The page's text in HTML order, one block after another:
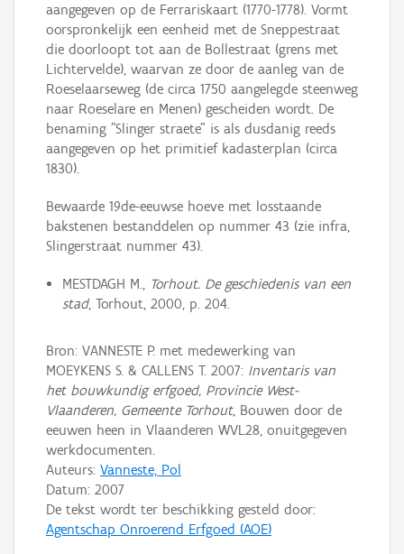
aangegeven op de Ferrariskaart (1770-1778). Vormt
oorspronkelijk een eenheid met de Sneppestraat
die doorloopt tot aan de Bollestraat (grens met
Lichtervelde), waarvan ze door de aanleg van de
Roeselaarseweg (de circa 1750 aangelegde steenweg
naar Roeselare en Menen) gescheiden wordt. De
benaming "Slinger straete" is als dusdanig reeds
aangegeven op het primitief kadasterplan (circa
1830).
Bewaarde 19de-eeuwse hoeve met losstaande
bakstenen bestanddelen op nummer 43 (zie infra,
Slingerstraat nummer 43).
MESTDAGH M., Torhout. De geschiedenis van een
stad, Torhout, 2000, p. 204.
Bron: VANNESTE P. met medewerking van
MOEYKENS S. & CALLENS T. 2007: Inventaris van
het bouwkundig erfgoed, Provincie West-
Vlaanderen, Gemeente Torhout, Bouwen door de
eeuwen heen in Vlaanderen WVL28, onuitgegeven
werkdocumenten.
Auteurs: Vanneste, Pol
Datum: 2007
De tekst wordt ter beschikking gesteld door:
Agentschap Onroerend Erfgoed (AOE)